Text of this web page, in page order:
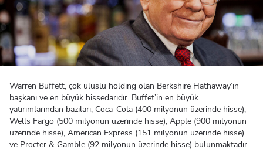
Warren Buffett, çok uluslu holding olan Berkshire Hathaway’in
başkanı ve en büyük hissedarıdır. Buffet’in en büyük
yatırımlarından bazıları; Coca-Cola (400 milyonun üzerinde hisse),
Wells Fargo (500 milyonun üzerinde hisse), Apple (900 milyonun
üzerinde hisse), American Express (151 milyonun üzerinde hisse)
ve Procter & Gamble (92 milyonun üzerinde hisse) bulunmaktadır.